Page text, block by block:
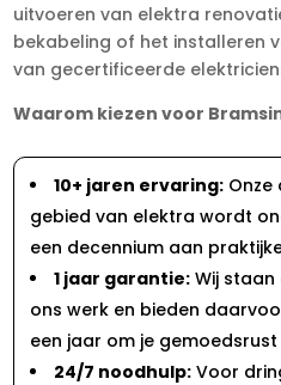
uitvoeren van elektra
bekabeling of het installeren
van gecertificeerde
Waarom kiezen voor
10+ jaren ervaring:
gebied van elektra wordt
een decennium aan
1 jaar garantie: Wij
ons werk en bieden
een jaar om je
24/7 noodhulp: Voor